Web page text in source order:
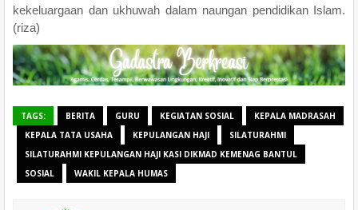
kekeluargaan dan ukhuwah dalam naungan pendidikan Islam.
(riza)
TAGS: BERITA GURU KEGIATAN SOSIAL
KEPALA MADRASAH
KEPALA TATA USAHA
KEPULANGAN HAJI
SILATURAHMI
SILATURAHMI KEPULANGAN HAJI KASI DIKMAD KEMENAG BANTUL
SOSIAL
WAKIL KEPALA HUMAS